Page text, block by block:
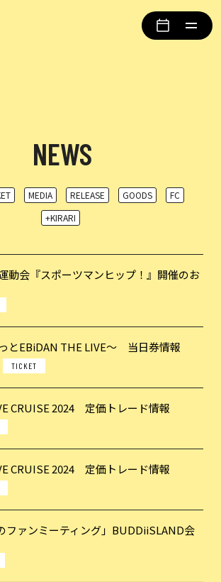
NEWS
MEDIA RELEASE GOODS
FC
+KIRARI
動会『スポーツマンヒップ！』開催のお
とEBiDAN THE LIVE〜 当日券情報
TICKET
CRUISE 2024 定価トレード情報
CRUISE 2024 定価トレード情報
ファンミーティング」BUDDiiSLAND会